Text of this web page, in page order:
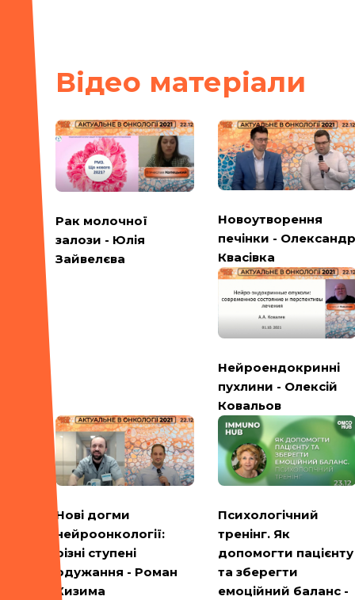
Вiдео матерiали
Рак молочної
залози - Юлія
Зайвелєва
Новоутворення
печінки - Олександр
Квасівка
Нейроендокринні
пухлини - Олексій
Ковальов
Нові догми
нейроонкології:
різні ступені
одужання - Роман
Кизима
Психологічний
тренінг. Як
допомогти пацієнту
та зберегти
емоційний баланс -